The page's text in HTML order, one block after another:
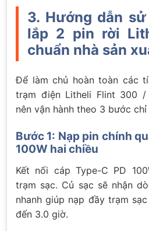
3. Hướng dẫn
lắp 2 pin rời
chuẩn nhà sản
Để làm chủ hoàn toàn các
trạm điện Litheli Flint 300 /
nên vận hành theo 3 bước
Bước 1: Nạp pin chính
100W hai chiều
Kết nối cáp Type-C PD
trạm sạc. Củ sạc sẽ nhận
nhanh giúp nạp đầy trạm
đến 3.0 giờ.